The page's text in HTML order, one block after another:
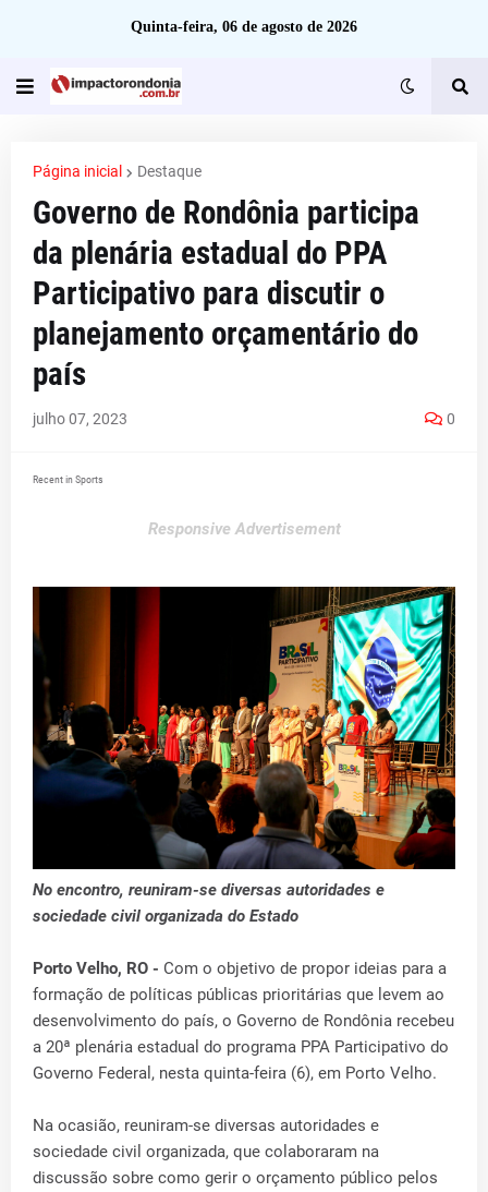
Quinta-feira, 06 de agosto de 2026
Página inicial Destaque
Governo de Rondônia participa
da plenária estadual do PPA
Participativo para discutir o
planejamento orçamentário do
país
julho 07, 2023 0
Recent in Sports
Responsive Advertisement
No encontro, reuniram-se diversas autoridades e
sociedade civil organizada do Estado
Porto Velho, RO - Com o objetivo de propor ideias para a
formação de políticas públicas prioritárias que levem ao
desenvolvimento do país, o Governo de Rondônia recebeu
a 20ª plenária estadual do programa PPA Participativo do
Governo Federal, nesta quinta-feira (6), em Porto Velho.
Na ocasião, reuniram-se diversas autoridades e
sociedade civil organizada, que colaboraram na
discussão sobre como gerir o orçamento público pelos